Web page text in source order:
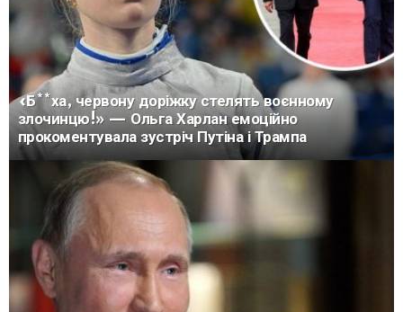
«Б**ха, червону доріжку стелять воєнному
злочинцю!» — Ольга Харлан емоційно
прокоментувала зустріч Путіна і Трампа